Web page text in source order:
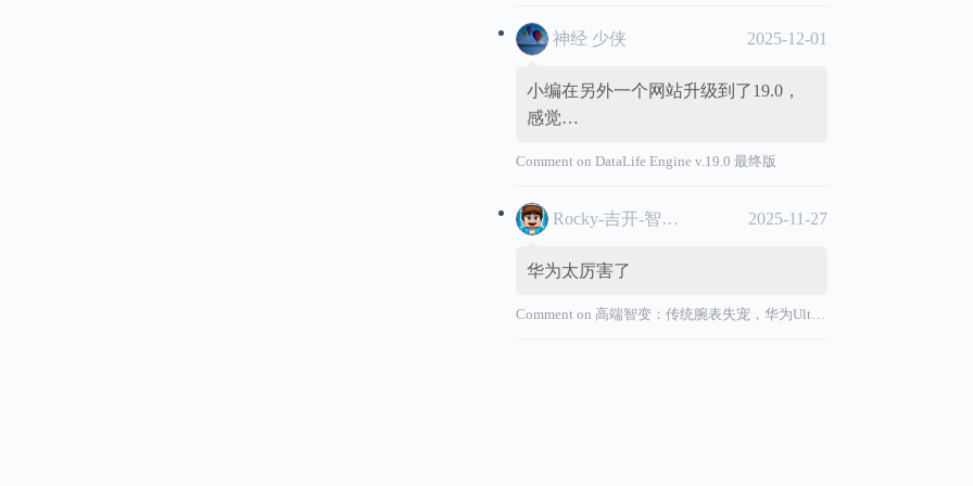
神经 少侠 2025-12-01
小编在另外一个网站升级到了19.0，
感觉…
Comment onDataLife Engine v.19.0 最终版
Rocky-吉开-智能汽车 2025-11-27
华为太厉害了
Comment on高端智变：传统腕表失宠，华为Ultimate系列“价值超车”